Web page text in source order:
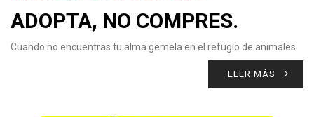
ADOPTA, NO COMPRES.
Cuando no encuentras tu alma gemela en el refugio de animales.
LEER MÁS